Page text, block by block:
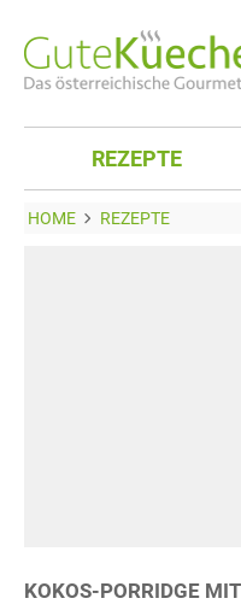
REZEPTE
HOME REZEPTE
KOKOS-PORRIDGE